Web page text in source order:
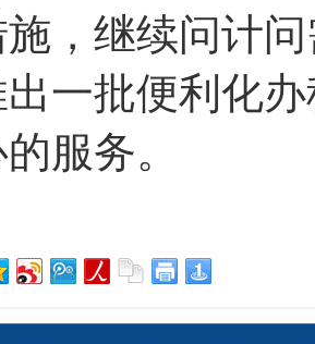
施，继续问计
一批便利化
服务。